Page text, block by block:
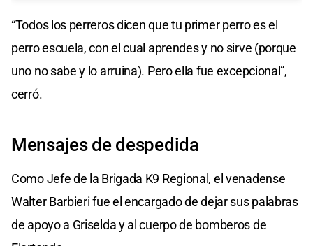
“Todos los perreros dicen que tu primer perro es el
perro escuela, con el cual aprendes y no sirve (porque
uno no sabe y lo arruina). Pero ella fue excepcional”,
cerró.
Mensajes de despedida
Como Jefe de la Brigada K9 Regional, el venadense
Walter Barbieri fue el encargado de dejar sus palabras
de apoyo a Griselda y al cuerpo de bomberos de